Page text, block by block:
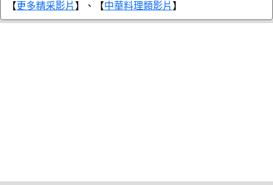
【更多精采影片 】、【中華料理類影片 】